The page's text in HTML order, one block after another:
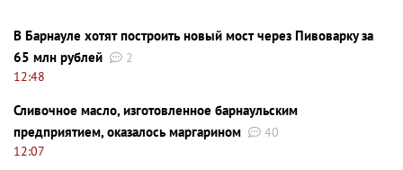
В Барнауле хотят построить новый мост через Пивоварку за
65 млн рублей
2
12:48
Сливочное масло, изготовленное барнаульским
предприятием, оказалось маргарином
40
12:07